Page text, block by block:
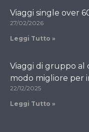
Viaggi single over
27/02/2026
Leggi Tutto »
Viaggi di gruppo al
modo migliore per
22/12/2025
Leggi Tutto »